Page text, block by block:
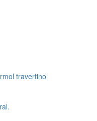
travertino